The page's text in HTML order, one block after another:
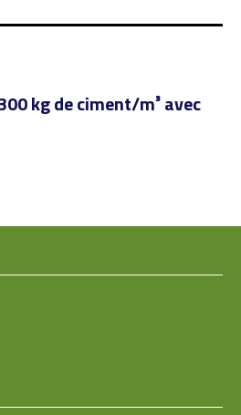
kg de ciment/m³ avec